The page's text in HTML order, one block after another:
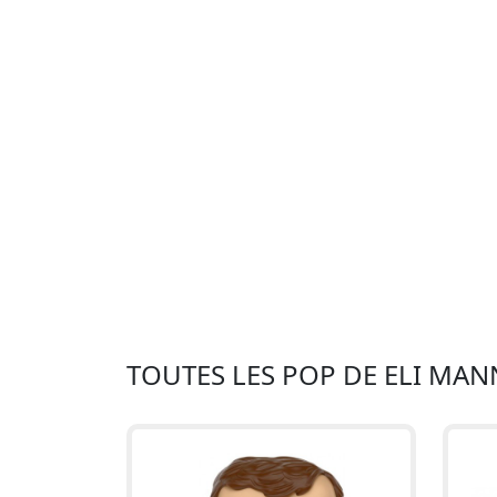
TOUTES LES POP DE ELI